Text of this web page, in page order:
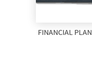
FINANCIAL